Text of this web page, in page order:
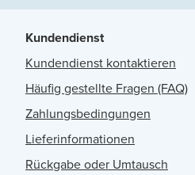
Kundendienst
Kundendienst kontaktieren
Häufig gestellte Fragen (FAQ)
Zahlungsbedingungen
Lieferinformationen
Rückgabe oder Umtausch